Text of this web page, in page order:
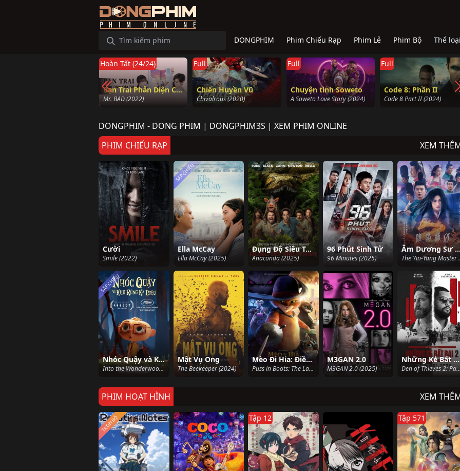
DONGPHIM Phim Chiếu Rạp Phim Lẻ Phim Bộ Thể
Chiến Huyền Vũ
Chivalrous (2020)
Full
Chuyện tình Soweto
A Soweto Love Story (2024)
Full
Code 8: Phần II
Code 8 Part II (2024)
Full
Cuộc Diễu Hành
The Parades (2024)
Full
DONGPHIM - DONG PHIM | DONGPHIM3S | XEM PHIM ONLINE
PHIM CHIẾU RẠP
XEM
Cười
Smile (2022)
Ella McCay
Ella McCay (2025)
SẮP CHIẾU
Đụng Độ Siêu Trăn
Anaconda (2025)
96 Phút Sinh Tử
96 Minutes (2025)
Âm Dương Sư
The
Nhóc Quậy và Khu Rừng Kỳ Diệu
Into the Wonderwoods (2024)
SẮP CHIẾU
Mật Vụ Ong
The Beekeeper (2024)
Mèo Đi Hia: Điều Ước Cuối Cùng
Puss in Boots: The Last Wish (2022)
M3GAN 2.0
M3GAN 2.0 (2025)
Những Kẻ Bất Bại 2
Den of Thieves
PHIM HOẠT HÌNH XEM
TRỌN BỘ Tập 12 Tập 571